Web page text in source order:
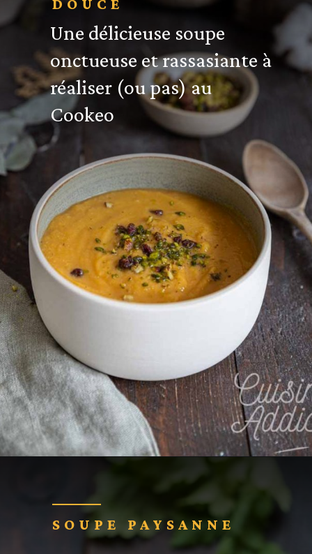
Une délicieuse soupe
onctueuse et rassasiante à
réaliser (ou pas) au
Cookeo
DOUCE
SOUPE PAYSANNE